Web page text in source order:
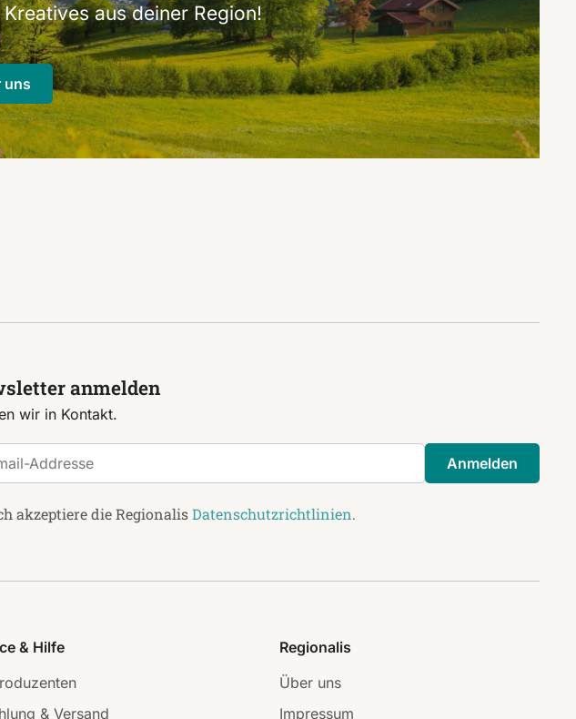
aus deiner Region!
uns
anmelden
wir in Kontakt.
Addresse
Anmelden
akzeptiere die RegionalisDatenschutzrichtlinien.
& Hilfe
& Versand
Regionalis
Über uns
Impressum